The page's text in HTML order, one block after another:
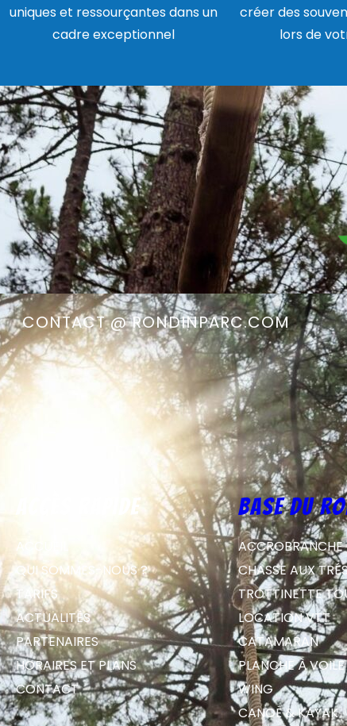
uniques et ressourçantes dans un
cadre exceptionnel
créer des
lors de
CONTACT @ RONDINPARC.COM
Accès rapide
ACCUEIL
QUI SOMMES-NOUS ?
TARIFS
ACTUALITÉS
PARTENAIRES
HORAIRES ET PLANS
CONTACT
Base du
ACCROBRANCHE
CHASSE AUX
TROTTINETTE
LOCATION VTT
CATAMARAN
PLANCHE À VOILE
WING
CANOË & KAYAK